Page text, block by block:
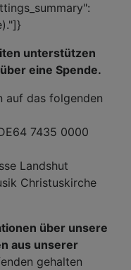
unterstützen
eine Spende.
auf das folgenden
7435 0000
Landshut
Christuskirche
über unsere
aus unserer
gehalten